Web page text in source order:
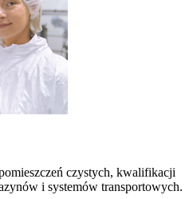
czystych, kwalifikacji
i systemów transportowych.